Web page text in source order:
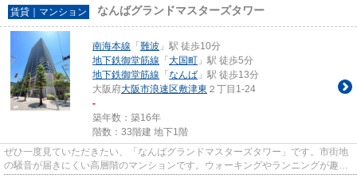
賃貸｜マンション なんばグランドマスターズタワー
南海本線 「 難波 」駅 徒歩10分
地下鉄御堂筋線 「 大国町 」駅 徒歩5分
地下鉄御堂筋線 「 なんば 」駅 徒歩13分
大阪府大阪市浪速区敷津東 ２丁目1-24
-
築年数：築16年
階数：33階建 地下1階
ぜひ一度見ていただきたい、「なんばグランドマスターズタワー」です。市街地
の騒音が届きにくい高層階のマンションです。ウォーキングやランニングが趣味